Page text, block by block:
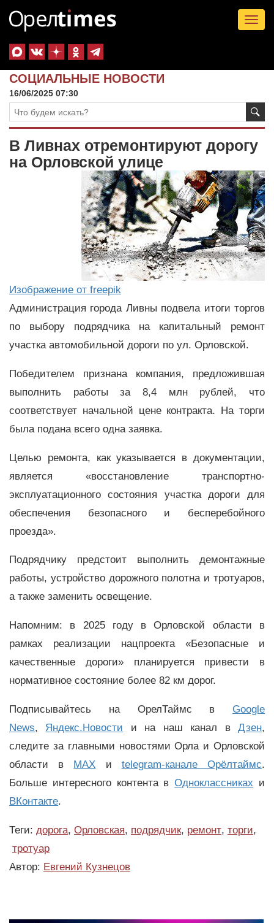
СОЦИАЛЬНЫЕ НОВОСТИ
16/06/2025 07:30
В Ливнах отремонтируют дорогу
на Орловской улице
Изображение от freepik
Администрация города Ливны подвела итоги торгов
по выбору подрядчика на капитальный ремонт
участка автомобильной дороги по ул. Орловской.
Победителем признана компания, предложившая
выполнить работы за 8,4 млн рублей, что
соответствует начальной цене контракта. На торги
была подана всего одна заявка.
Целью ремонта, как указывается в документации,
является «восстановление транспортно-
эксплуатационного состояния участка дороги для
обеспечения безопасного и бесперебойного
проезда».
Подрядчику предстоит выполнить демонтажные
работы, устройство дорожного полотна и тротуаров,
а также заменить освещение.
Напомним: в 2025 году в Орловской области в
рамках реализации нацпроекта «Безопасные и
качественные дороги» планируется привести в
нормативное состояние более 82 км дорог.
Подписывайтесь на ОрелТаймс в Google
News, Яндекс.Новости и на наш канал вДзен,
следите за главными новостями Орла и Орловской
области в MAX и telegram-канале Орёлтаймс.
Больше интересного контента вОдноклассниках и
ВКонтакте.
Теги: дорога, Орловская, подрядчик, ремонт, торги,
тротуар
Автор: Евгений Кузнецов